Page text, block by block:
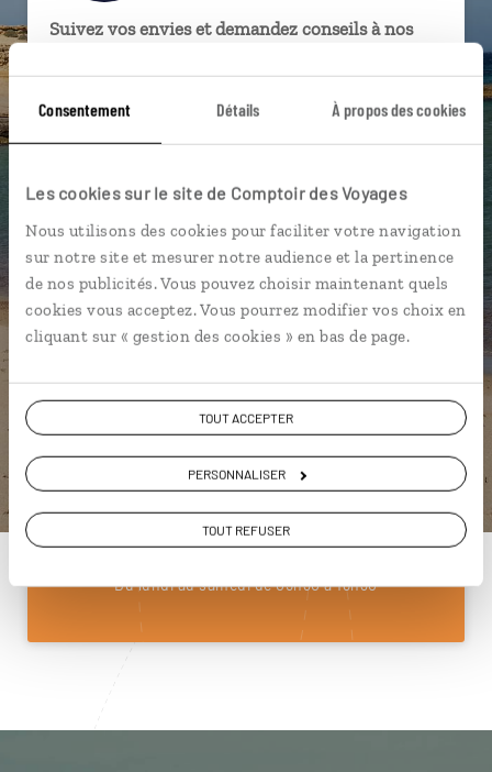
Consentement Détails À propos des cookies
Les cookies sur le site de Comptoir des Voyages
Nous utilisons des cookies pour faciliter votre navigation
sur notre site et mesurer notre audience et la pertinence
de nos publicités. Vous pouvez choisir maintenant quels
cookies vous acceptez. Vous pourrez modifier vos choix en
cliquant sur « gestion des cookies » en bas de page.
TOUT ACCEPTER
PERSONNALISER
TOUT REFUSER
Suivez vos envies et demandez conseils à nos
Ils sauront organiser votre itinéraire au plus
connectés en agence, mais aussi par email ou
téléphone.
Vous gardez le même interlocuteur avant,
pendant et après votre voyage.
DEMANDER UN DEVIS
ou
Construisez votre voyage avec un spécialiste Espagne
01 85 08 10 48
Du lundi au samedi de 09h30 à 18h30